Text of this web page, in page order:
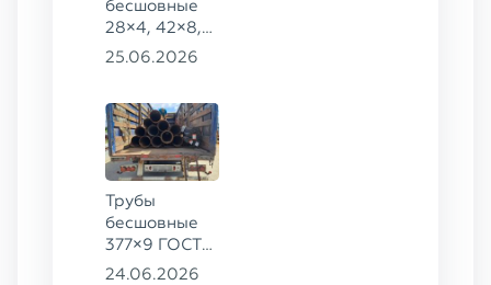
бесшовные
28×4, 42×8,
73×14,
20
25.06.2026
Трубы
бесшовные
377×9 ГОСТ
8732-78, ст.
24.06.2026